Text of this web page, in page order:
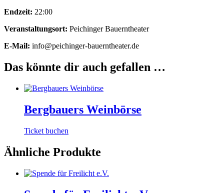
Endzeit: 22:00
Veranstaltungsort: Peichinger Bauerntheater
E-Mail: info@peichinger-bauerntheater.de
Das könnte dir auch gefallen …
Bergbauers Weinbörse
Ticket buchen
Ähnliche Produkte